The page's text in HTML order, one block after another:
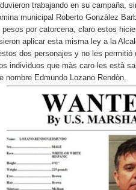
trabajando en su campaña,
municipal Roberto Gonzàlez
pesos por catorcena, claro estos
aplicar esta misma ley a la
dos personajes y no les
individuos que màs caro les està
nombre Edmundo Lozano Rendòn,